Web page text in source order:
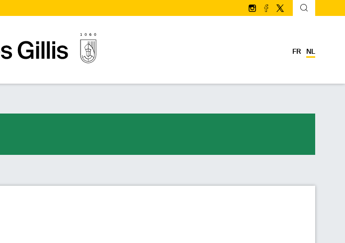
Volg ons op Instagram
Volg ons op facebook
Volg ons op Twitter/
FR NL